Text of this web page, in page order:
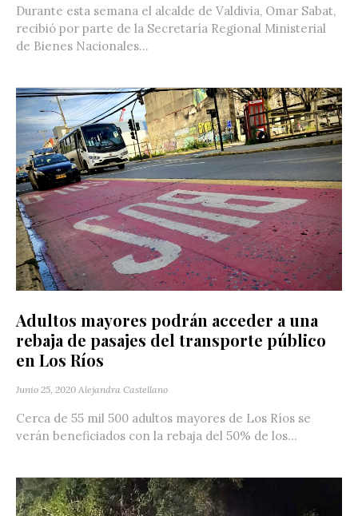
Durante esta semana el alcalde de Valdivia, Omar Sabat,
recibió por parte de la Secretaría Regional Ministerial
de Bienes Nacionales...
Adultos mayores podrán acceder a una
rebaja de pasajes del transporte público
en Los Ríos
Junio 25, 2020 Alejandra Castellano
Cerca de 55 mil 500 adultos mayores de Los Ríos se
verán beneficiados con la rebaja del 50% de los...